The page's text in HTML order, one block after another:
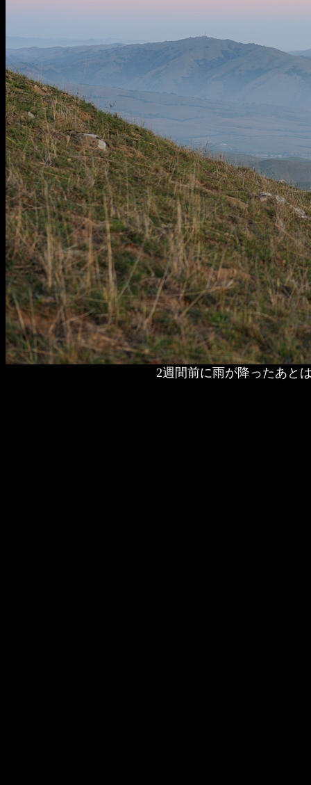
2週間前に雨が降ったあと